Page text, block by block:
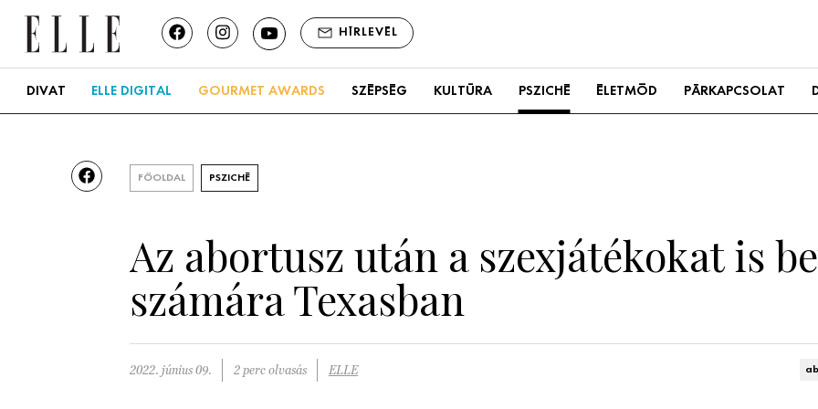
HÍRLEVÉL
DIVAT ELLE DIGITAL GOURMET AWARDS SZÉPSÉG KULTÚRA PSZICHÉ ÉLETMÓD PÁRKAPCSOLAT
FŐOLDAL PSZICHÉ
Az abortusz után a szexjátékokat is
számára Texasban
2022. június 09. 2 perc olvasás ELLE